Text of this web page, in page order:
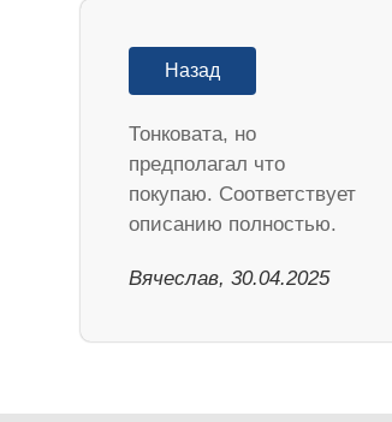
Назад
Тонковата, но
предполагал что
покупаю. Соответствует
описанию полностью.
Вячеслав, 30.04.2025